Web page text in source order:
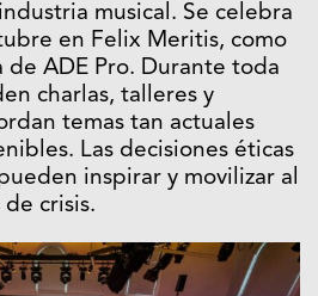
musical. Se celebra
en Felix Meritis, como
ADE Pro. Durante toda
charlas, talleres y
temas tan actuales
Las decisiones éticas
inspirar y movilizar al
crisis.